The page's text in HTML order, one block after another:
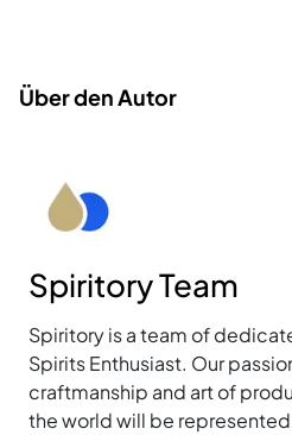
Über den Autor
Spiritory Team
Spiritory is a team of
Spirits Enthusiast. Our
craftmanship and art of
the world will be